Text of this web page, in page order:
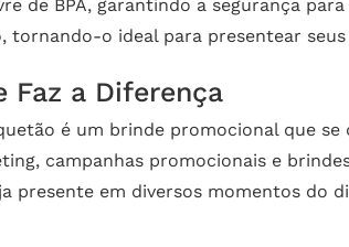
de BPA, garantindo a segurança
tornando-o ideal para presentear
Faz a Diferença
é um brinde promocional que
campanhas promocionais e
presente em diversos momentos do